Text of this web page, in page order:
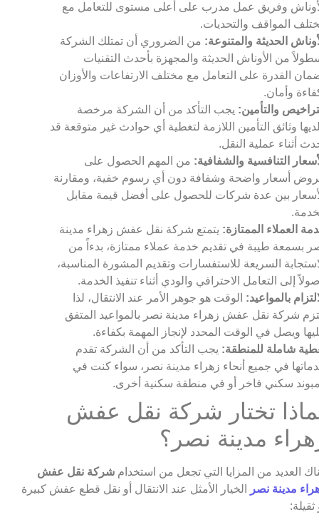
وفريق عمل مدرب على أعلى مستوى للتعامل مع
المواقف والتحديات.
الحديثة والمتنوعة: من الضروري أن تمتلك الشركة
من الأوناش الحديثة والمجهزة بأحدث التقنيات
القدرة على التعامل مع مختلف الارتفاعات والأوزان
وأمان.
والتأمين: يجب التأكد من أن الشركة مرخصة
وثائق التأمين اللازمة لتغطية أي حوادث غير متوقعة قد
أثناء عملية النقل.
التنافسية والشفافية: من المهم الحصول على
أسعار واضحة وشفافة دون أي رسوم خفية، ومقارنة
بين عدة شركات للحصول على أفضل قيمة مقابل
العملاء الممتازة: يتمتع شركة نقل عفش زهراء مدينة
بسمعة طيبة في تقديم خدمة عملاء ممتازة، بدءاً من
السريعة للاستفسارات وتقديم المشورة المناسبة،
إلى التعامل الاحترافي والودي أثناء تنفيذ الخدمة.
بالمواعيد: الوقت هو جوهر الأمر عند الانتقال، لذا
شركة نقل عفش زهراء مدينة نصر بالمواعيد المتفق
ويصل في الوقت المحدد لإنجاز المهمة بكفاءة.
شاملة للمنطقة: يجب التأكد من أن الشركة تقدم
في جميع أنحاء زهراء مدينة نصر، سواء كنت في
سكني فاخر أو في منطقة سكنية أخرى.
تختار شركة نقل عفش
مدينة نصر؟
العديد من المزايا التي تجعل من استخدام شركة نقل عفش
مدينة نصر
الخيار الأمثل عند الانتقال أو نقل قطع عفش كبيرة
ثقيلة: